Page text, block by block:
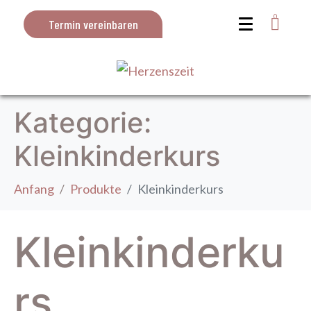
Termin vereinbaren
0
Kategorie:
Kleinkinderkurs
Anfang Produkte Kleinkinderkurs
Kleinkinderku